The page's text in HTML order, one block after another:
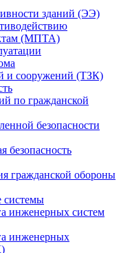
зданий (ЭЭ)
(МПТА)
и сооружений (ТЗК)
по гражданской
безопасности
безопасность
гражданской обороны
системы
инженерных систем
инженерных